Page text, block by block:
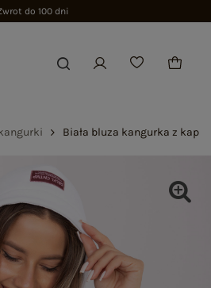
do 100 dni
Biała bluza kangurka z